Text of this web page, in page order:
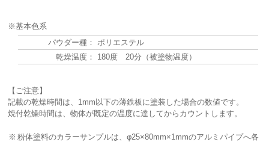
※基本色系
パウダー種：
ポリエステル
乾燥温度：
180度 20分（被塗物温度）
【ご注意】
記載の乾燥時間は、1mm以下の薄鉄板に塗装した場合の数値です。
焼付乾燥時間は、物体が既定の温度に達してからカウントします。
※ 粉体塗料のカラーサンプルは、φ25×80mm×1mmのアルミパイプへ各